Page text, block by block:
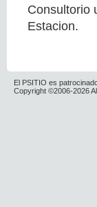
Consultorio
Estacion.
El PSITIO es
Copyright ©2006-2026